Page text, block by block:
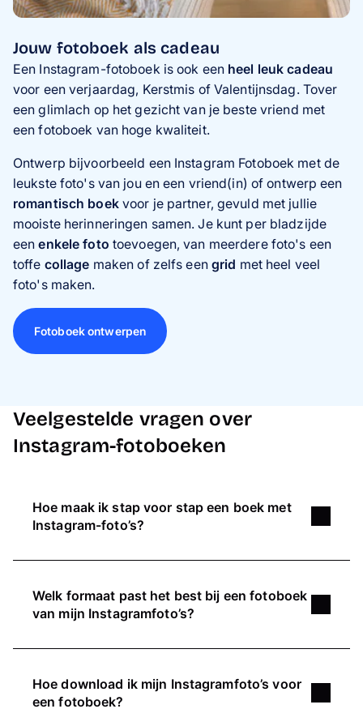
Jouw fotoboek als cadeau
Een Instagram-fotoboek is ook een heel leuk cadeau
voor een verjaardag, Kerstmis of Valentijnsdag. Tover
een glimlach op het gezicht van je beste vriend met
een fotoboek van hoge kwaliteit.
Ontwerp bijvoorbeeld een Instagram Fotoboek met de
leukste foto's van jou en een vriend(in) of ontwerp een
romantisch boekvoor je partner, gevuld met jullie
mooiste herinneringen samen. Je kunt per bladzijde
eenenkele foto toevoegen, van meerdere foto's een
toffe collage maken of zelfs een grid met heel veel
foto's maken.
Fotoboek ontwerpen
Veelgestelde vragen over
Instagram-fotoboeken
Hoe maak ik stap voor stap een boek met
Instagram-foto’s?
Om een fotoboek met Instagram-foto's te maken,
Kies een thema (bijv. vakantie,
jaaroverzicht of best-of).
Instagram-gegevens.
Selecteer en orden je beelden
Welk formaat past het best bij een fotoboek
van mijn Instagramfoto’s?
Welk formaat van fotoboek het best bij jouw
van je foto's. Een vierkant fotoboek past het
meest natuurlijk bij vierkante Instagrambeelden.
Hoe download ik mijn Instagramfoto’s voor
een fotoboek?